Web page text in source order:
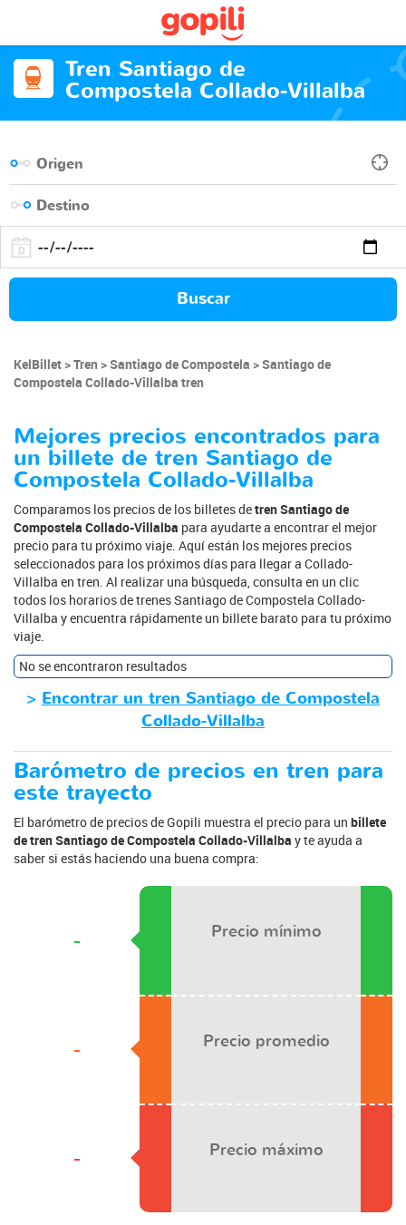
Tren Santiago de
Compostela Collado-Villalba
Buscar
KelBillet Tren Santiago de Compostela
Santiago de
Compostela Collado-Villalba tren
Mejores precios encontrados para
un billete de tren Santiago de
Compostela Collado-Villalba
Comparamos los precios de los billetes detren Santiago de
Compostela Collado-Villalba para ayudarte a encontrar el mejor
precio para tu próximo viaje. Aquí están los mejores precios
seleccionados para los próximos días para llegar a Collado-
Villalba en tren. Al realizar una búsqueda, consulta en un clic
todos los horarios de trenes Santiago de Compostela Collado-
Villalba y encuentra rápidamente un billete barato para tu próximo
viaje.
No se encontraron resultados
> Encontrar un tren Santiago de Compostela
Collado-Villalba
Barómetro de precios en tren para
este trayecto
El barómetro de precios de Gopili muestra el precio para un billete
de tren Santiago de Compostela Collado-Villalba y te ayuda a
saber si estás haciendo una buena compra:
-
-
-
Precio mínimo
Precio promedio
Precio máximo